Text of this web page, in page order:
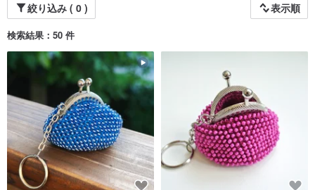
絞り込み ( 0 )
表示順
検索結果：50 件